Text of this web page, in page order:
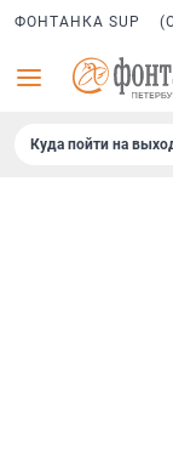
ФОНТАНКА SUP
Куда пойти на